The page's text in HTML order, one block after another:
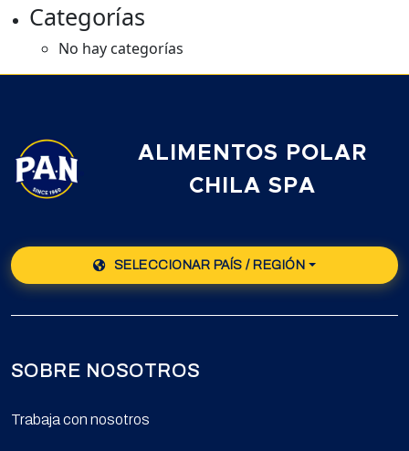
Categorías
No hay categorías
ALIMENTOS POLAR
CHILA SPA
SELECCIONAR PAÍS / REGIÓN
SOBRE NOSOTROS
Trabaja con nosotros